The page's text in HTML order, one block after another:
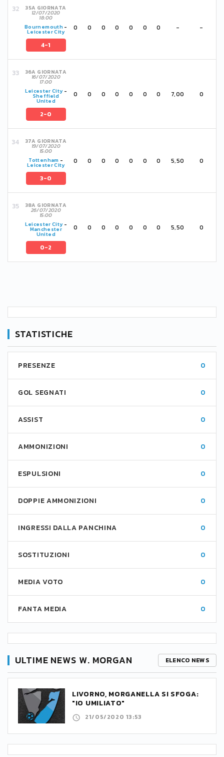
35A GIORNATA
12/07/2020
18:00
Bournemouth-
Leicester City
4-1
0 0 0 0 0 0 0 - -
36A GIORNATA
16/07/2020
17:00
Leicester City-
Sheffield
United
2-0
0 0 0 0 0 0 0 7,00 0
37A GIORNATA
19/07/2020
15:00
Tottenham -
Leicester City
3-0
0 0 0 0 0 0 0 5,50 0
38A GIORNATA
26/07/2020
15:00
Leicester City-
Manchester
United
0-2
0 0 0 0 0 0 0 5,50 0
STATISTICHE
PRESENZE 0
GOL SEGNATI 0
ASSIST 0
AMMONIZIONI 0
ESPULSIONI 0
DOPPIE AMMONIZIONI 0
INGRESSI DALLA PANCHINA 0
SOSTITUZIONI 0
MEDIA VOTO 0
FANTA MEDIA 0
ULTIME NEWS W. MORGAN ELENCO NEWS
LIVORNO, MORGANELLA SI SFOGA:
"IO UMILIATO"
21/05/2020 13:53